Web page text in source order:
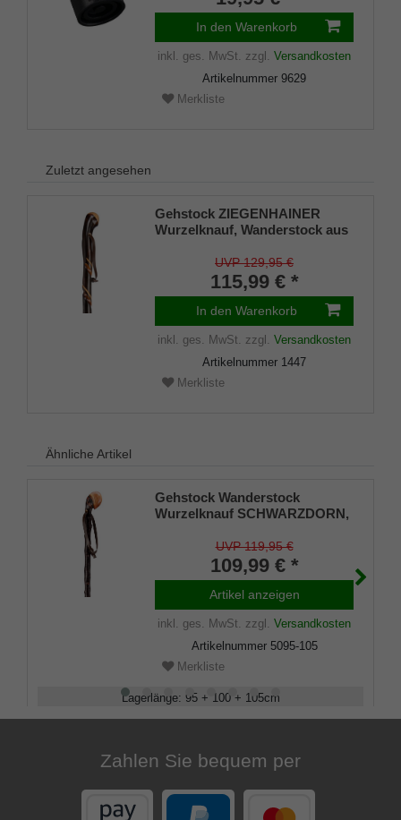
In den Warenkorb
inkl. ges. MwSt. zzgl. Versandkosten
Artikelnummer 9629
Merkliste
Zuletzt angesehen
Gehstock ZIEGENHAINER
Wurzelknauf, Wanderstock aus
doppelt gedrehter
Schmuckfräsung veredelt,
inklusive Bergstockspitze und
Leder- Tragschlaufe
UVP 129,95 €
115,99 € *
In den Warenkorb
inkl. ges. MwSt. zzgl. Versandkosten
Artikelnummer 1447
Merkliste
Ähnliche Artikel
Gehstock Wanderstock
Wurzelknauf SCHWARZDORN,
handpol., rindenecht
seidenmatt
lackiert,Tragschlaufe Leder,
Spitze Metall.
UVP 119,95 €
109,99 € *
Artikel anzeigen
inkl. ges. MwSt. zzgl. Versandkosten
Artikelnummer 5095-105
Merkliste
Lagerlänge: 95 + 100 + 105cm
Zahlen Sie bequem per